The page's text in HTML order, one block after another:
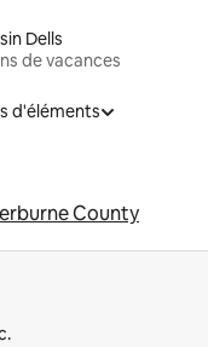
Dells
de vacances
d'éléments
County